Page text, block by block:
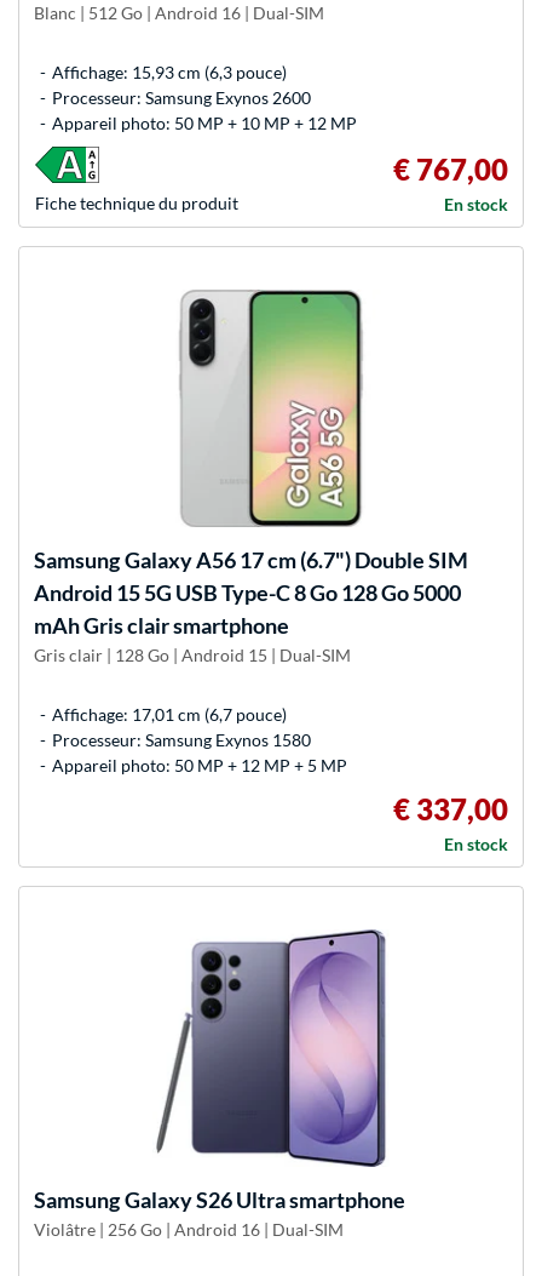
Blanc | 512 Go | Android 16 | Dual-SIM
Affichage: 15,93 cm (6,3 pouce)
Processeur: Samsung Exynos 2600
Appareil photo: 50 MP + 10 MP + 12 MP
Fiche technique du produit
€ 767,00
En stock
SamsungGalaxy A56 17 cm (6.7") Double SIM
Android 15 5G USB Type-C 8 Go 128 Go 5000
mAh Gris clair smartphone
Gris clair | 128 Go | Android 15 | Dual-SIM
Affichage: 17,01 cm (6,7 pouce)
Processeur: Samsung Exynos 1580
Appareil photo: 50 MP + 12 MP + 5 MP
€ 337,00
En stock
SamsungGalaxy S26 Ultra smartphone
Violâtre | 256 Go | Android 16 | Dual-SIM